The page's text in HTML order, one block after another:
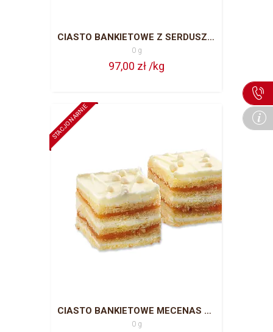
CIASTO BANKIETOWE Z SERDUSZKIEM CAŁA BLACHA = 63 PORCJE
0 g
97,00 zł /kg
STACJONARNIE
CIASTO BANKIETOWE MECENAS CAŁA BLACHA = 63 PORCJE
0 g